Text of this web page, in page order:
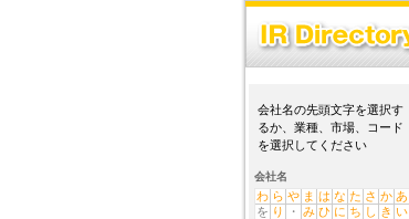
会社名の先頭文字を選択す
るか、業種、市場、コード
を選択してください
会社名
わ ら や ま は な た さ か あ
を り ・ み ひ に ち し き い